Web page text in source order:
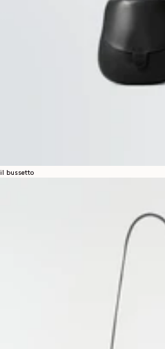
il bussetto